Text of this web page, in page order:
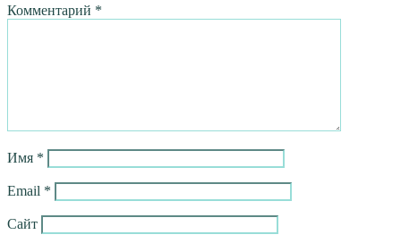
Комментарий *
Имя *
Email *
Сайт